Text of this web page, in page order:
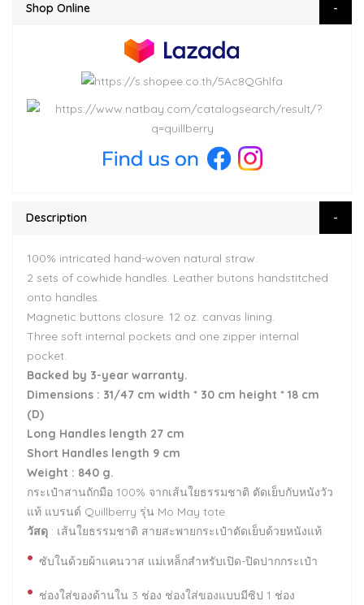
Shop Online
Description
100% intricated hand-woven natural straw.
2 sets of cowhide handles. Leather butons handstitched
onto handles.
Magnetic buttons closure. 12 oz. canvas lining.
Three soft internal pockets and one zipper internal
pocket.
Backed by 3-year warranty.
Dimensions : 31/47 cm width * 30 cm height * 18 cm
(D)
Long Handles length 27 cm
Short Handles length 9 cm
Weight : 840 g.
กระเป๋าสานถักมือ 100% จากเส้นใยธรรมชาติ ตัดเย็บกับหนังวัว
แท้ แบรนด์ Quillberry รุ่น Mo May tote
วัสดุ : เส้นใยธรรมชาติ สายสะพายกระเป๋าตัดเย็บด้วยหนังแท้
• ซับในด้วยผ้าแคนวาส แม่เหล็กสำหรับเปิด-ปิดปากกระเป๋า
• ช่องใส่ของด้านใน 3 ช่อง ช่องใส่ของแบบมีซิป 1 ช่อง